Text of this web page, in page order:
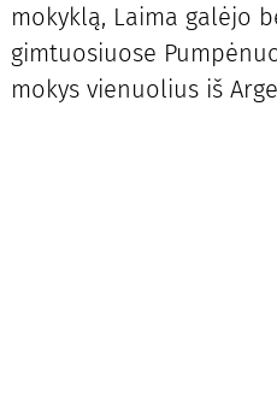
mokyklą, Laima galėjo
gimtuosiuose
mokys vienuolius iš